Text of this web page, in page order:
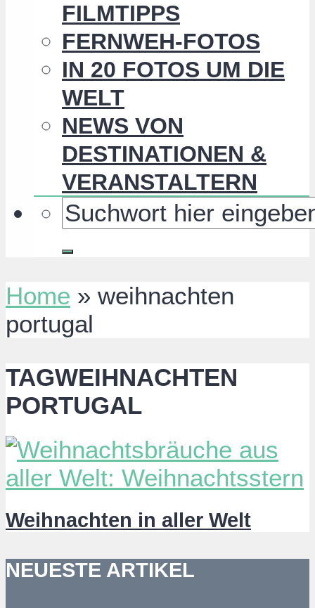
FILMTIPPS
FERNWEH-FOTOS
IN 20 FOTOS UM DIE
WELT
NEWS VON
DESTINATIONEN &
VERANSTALTERN
Home » weihnachten
portugal
TAGWEIHNACHTEN
PORTUGAL
Weihnachten in aller Welt
NEUESTE ARTIKEL